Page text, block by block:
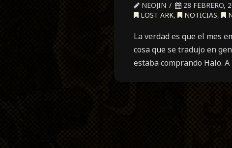
NEOJIN
28 FEBRERO,
LOST ARK, NOTICIAS,
La verdad es que el mes
cosa que se tradujo en
estaba comprando Halo.